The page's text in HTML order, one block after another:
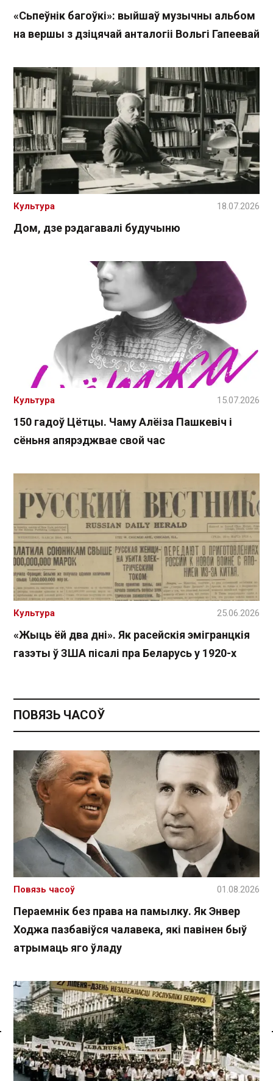
Спасылка без VPN
«Сьпеўнік багоўкі»: выйшаў музычны альбом
на вершы з дзіцячай анталогіі Вольгі Гапеевай
Дом, дзе рэдагавалі будучыню
Культура 18.07.2026
150 гадоў Цётцы. Чаму Алёіза Пашкевіч і
сёньня апярэджвае свой час
Культура 15.07.2026
«Жыць ёй два дні». Як расейскія эмігранцкія
газэты ў ЗША пісалі пра Беларусь у 1920-х
Культура 25.06.2026
ПОВЯЗЬ ЧАСОЎ
Пераемнік без права на памылку. Як Энвер
Ходжа пазбавіўся чалавека, які павінен быў
атрымаць яго ўладу
Повязь часоў 01.08.2026